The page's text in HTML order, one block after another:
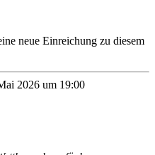
neue Einreichung zu diesem
2026 um 19:00